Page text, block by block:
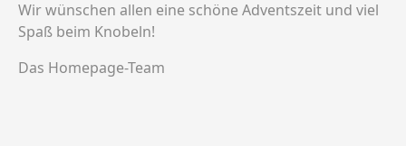
Wir wünschen allen eine schöne Adventszeit und viel
Spaß beim Knobeln!
Das Homepage-Team